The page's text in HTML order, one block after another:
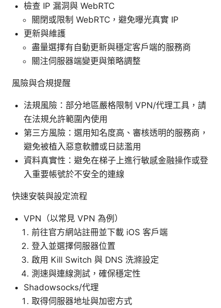
檢查 IP 漏洞與 WebRTC
關閉或限制 WebRTC，避免曝光真實 IP
更新與維護
盡量選擇有自動更新與穩定客戶端的服務商
關注伺服器端變更與策略調整
風險與合規提醒
法規風險：部分地區嚴格限制 VPN/代理工具，請
在法規允許範圍內使用
第三方風險：選用知名度高、審核透明的服務商，
避免被植入惡意軟體或日誌濫用
資料真實性：避免在梯子上進行敏感金融操作或登
入重要帳號於不安全的連線
快速安裝與設定流程
VPN（以常見 VPN 為例）
前往官方網站註冊並下載 iOS 客戶端
登入並選擇伺服器位置
啟用 Kill Switch 與 DNS 洗滌設定
測速與連線測試，確保穩定性
Shadowsocks/代理
取得伺服器地址與加密方式